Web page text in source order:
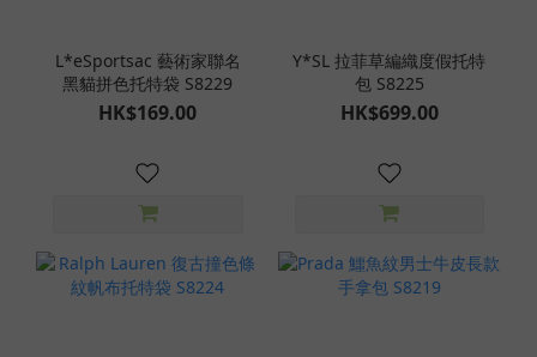
L*eSportsac 藝術家聯名
黑貓拼色托特袋 S8229
HK$169.00
Y*SL 拉菲草編織度假托特
包 S8225
HK$699.00